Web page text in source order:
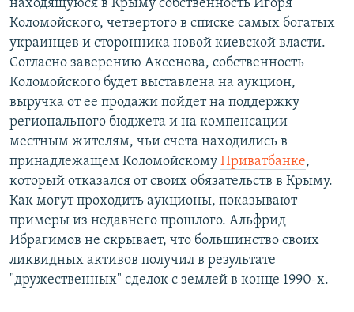
находящуюся в Крыму собственность Игоря
Коломойского, четвертого в списке самых богатых
украинцев и сторонника новой киевской власти.
Согласно заверению Аксенова, собственность
Коломойского будет выставлена на аукцион,
выручка от ее продажи пойдет на поддержку
регионального бюджета и на компенсации
местным жителям, чьи счета находились в
принадлежащем Коломойскому Приватбанке,
который отказался от своих обязательств в Крыму.
Как могут проходить аукционы, показывают
примеры из недавнего прошлого. Альфрид
Ибрагимов не скрывает, что большинство своих
ликвидных активов получил в результате
"дружественных" сделок с землей в конце 1990-х.